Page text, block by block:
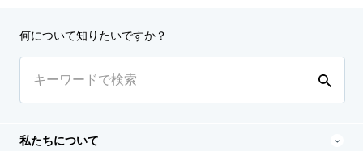
何について知りたいですか？
私たちについて